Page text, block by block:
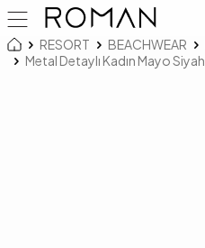
RESORT BEACHWEAR
Metal Detaylı Kadın Mayo Siyah